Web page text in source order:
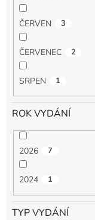
ČERVEN 3
ČERVENEC 2
SRPEN 1
ROK VYDÁNÍ
2026 7
2024 1
TYP VYDÁNÍ